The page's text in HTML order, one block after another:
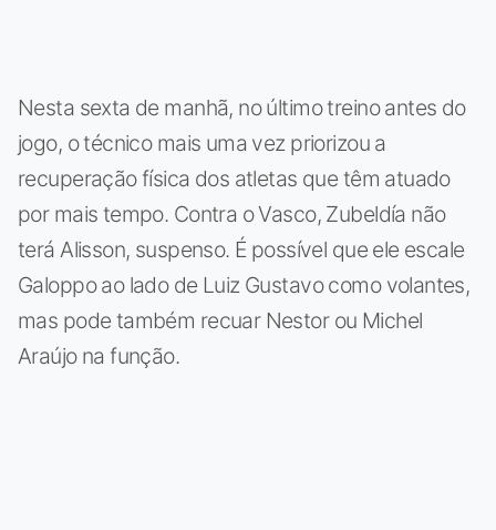
Nesta sexta de manhã, no último treino antes do
jogo, o técnico mais uma vez priorizou a
recuperação física dos atletas que têm atuado
por mais tempo. Contra o Vasco, Zubeldía não
terá Alisson, suspenso. É possível que ele escale
Galoppo ao lado de Luiz Gustavo como volantes,
mas pode também recuar Nestor ou Michel
Araújo na função.